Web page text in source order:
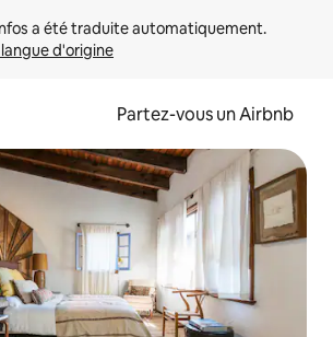
d'origine
Partez-vous un Airbnb